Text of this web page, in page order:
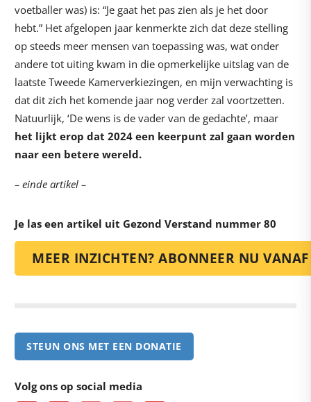
voetballer was) is: “Je gaat het pas zien als je het door
hebt.” Het afgelopen jaar kenmerkte zich dat deze stelling
op steeds meer mensen van toepassing was, wat onder
andere tot uiting kwam in die opmerkelijke uitslag van de
laatste Tweede Kamerverkiezingen, en mijn verwachting is
dat dit zich het komende jaar nog verder zal voortzetten.
Natuurlijk, ‘De wens is de vader van de gedachte’, maar
het lijkt erop dat 2024 een keerpunt zal gaan worden
naar een betere wereld.
– einde artikel –
Je las een artikel uit Gezond Verstand nummer 80
MEER INZICHTEN? ABONNEER NU
STEUN ONS MET EEN DONATIE
Volg ons op social media